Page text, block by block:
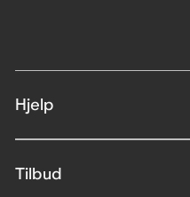
Hjelp
Tilbud